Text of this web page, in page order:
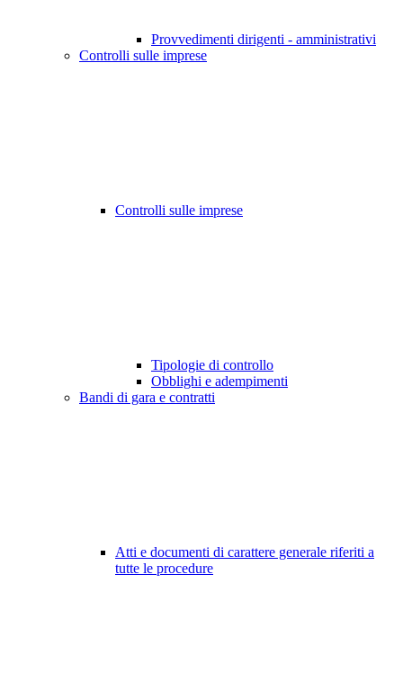
Provvedimenti dirigenti - amministrativi
Controlli sulle imprese
Controlli sulle imprese
Tipologie di controllo
Obblighi e adempimenti
Bandi di gara e contratti
Atti e documenti di carattere generale riferiti a
tutte le procedure